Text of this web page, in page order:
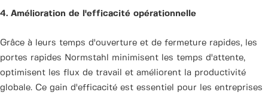
4. Amélioration de l'efficacité opérationnelle
Grâce à leurs temps d'ouverture et de fermeture rapides, les
portes rapides Normstahl minimisent les temps d'attente,
optimisent les flux de travail et améliorent la productivité
globale. Ce gain d'efficacité est essentiel pour les entreprises